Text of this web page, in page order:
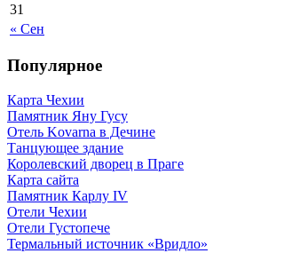
« Сен
31
Популярное
Карта Чехии
Памятник Яну Гусу
Отель Kovarna в Дечине
Танцующее здание
Королевский дворец в Праге
Карта сайта
Памятник Карлу IV
Отели Чехии
Отели Густопече
Термальный источник «Вридло»